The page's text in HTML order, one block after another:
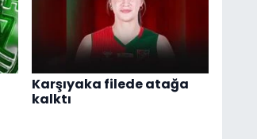
Karşıyaka filede atağa
kalktı